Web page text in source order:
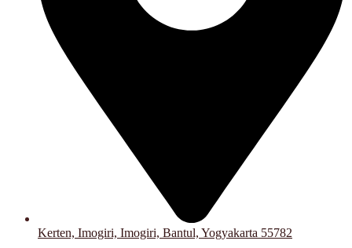
Kerten, Imogiri, Imogiri, Bantul, Yogyakarta 55782